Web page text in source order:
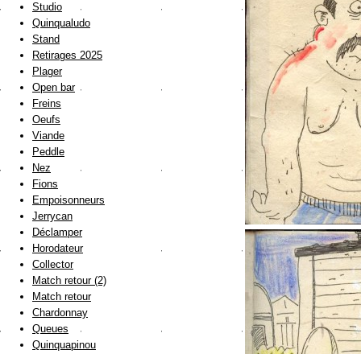
Studio
Quinqualudo
Stand
Retirages 2025
Plager
Open bar
Freins
Oeufs
Viande
Peddle
Nez
Fions
Empoisonneurs
Jerrycan
Déclamper
Horodateur
Collector
Match retour (2)
Match retour
Chardonnay
Queues
Quinquapinou